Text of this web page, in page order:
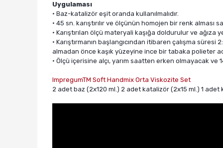
Uygulaması
• Baz-katalizör eşit oranda kullanılmalıdır.
• 45 sn. karıştırılır ve ölçünün homojen bir renk alması
• Karıştırılan ölçü materyali kaşığa doldurulur ve
• Karıştırmanın başlangıcından itibaren çalışma
almadan önce kaşık yüzeyine ince bir tabaka polieter
• Ölçü içerisine alçı, yarım saatten erken olmayacak
ImpregumTM Soft Handmix Orta Viskozite Set
2 adet baz (2x120 ml.) 2 adet katalizör (2x15 ml.) 1 adet